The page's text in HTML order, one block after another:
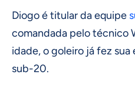
Diogo é titular da equipe
comandada pelo técnico
idade, o goleiro já fez
sub-20.